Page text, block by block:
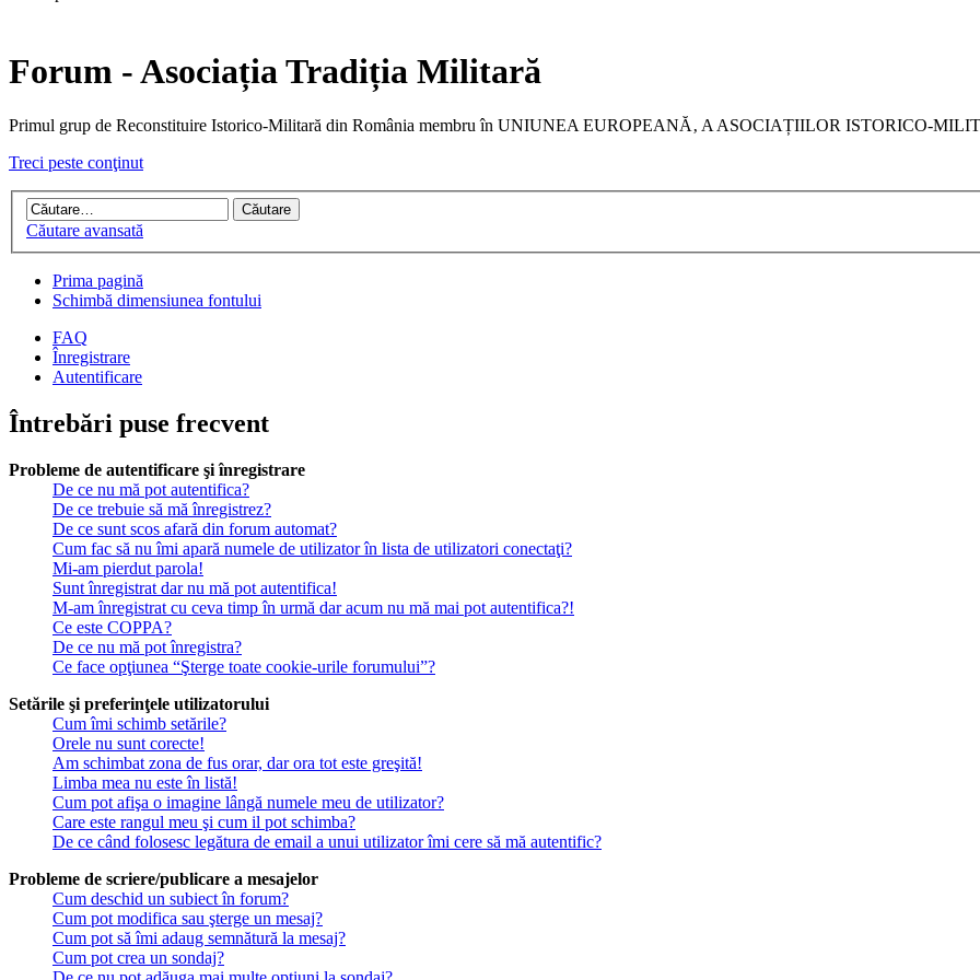
Forum - Asociația Tradiția Militară
Primul grup de Reconstituire Istorico-Militară din România membru în UNIUNEA EUROPEANĂ‚ A ASOCIAȚIILOR ISTORICO-
Treci peste conţinut
Căutare avansată
Prima pagină
Schimbă dimensiunea fontului
FAQ
Înregistrare
Autentificare
Întrebări puse frecvent
Probleme de autentificare şi înregistrare
De ce nu mă pot autentifica?
De ce trebuie să mă înregistrez?
De ce sunt scos afară din forum automat?
Cum fac să nu îmi apară numele de utilizator în lista de utilizatori conectaţi?
Mi-am pierdut parola!
Sunt înregistrat dar nu mă pot autentifica!
M-am înregistrat cu ceva timp în urmă dar acum nu mă mai pot autentifica?!
Ce este COPPA?
De ce nu mă pot înregistra?
Ce face opţiunea “Şterge toate cookie-urile forumului”?
Setările şi preferinţele utilizatorului
Cum îmi schimb setările?
Orele nu sunt corecte!
Am schimbat zona de fus orar, dar ora tot este greşită!
Limba mea nu este în listă!
Cum pot afişa o imagine lângă numele meu de utilizator?
Care este rangul meu şi cum il pot schimba?
De ce când folosesc legătura de email a unui utilizator îmi cere să mă autentific?
Probleme de scriere/publicare a mesajelor
Cum deschid un subiect în forum?
Cum pot modifica sau şterge un mesaj?
Cum pot să îmi adaug semnătură la mesaj?
Cum pot crea un sondaj?